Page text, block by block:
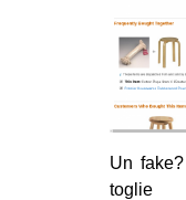
Un
toglie